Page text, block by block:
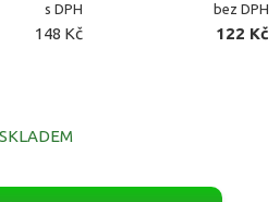
s DPH bez DPH
148 Kč 122 Kč
SKLADEM